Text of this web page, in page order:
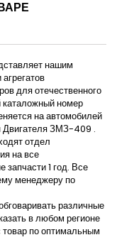
нашим
для отечественного
номер
на автомобилей
Двигателя ЗМЗ-409 .
отдел
на все
запчасти 1 год. Все
менеджеру по
различные
в любом регионе
по оптимальным